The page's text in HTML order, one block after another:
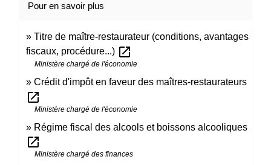
Pour en savoir plus
Titre de maître-restaurateur (conditions, avantages
fiscaux, procédure...) open_in_new
Ministère chargé de l'économie
Crédit d'impôt en faveur des maîtres-restaurateurs
open_in_new
Ministère chargé de l'économie
Régime fiscal des alcools et boissons alcooliques
open_in_new
Ministère chargé des finances